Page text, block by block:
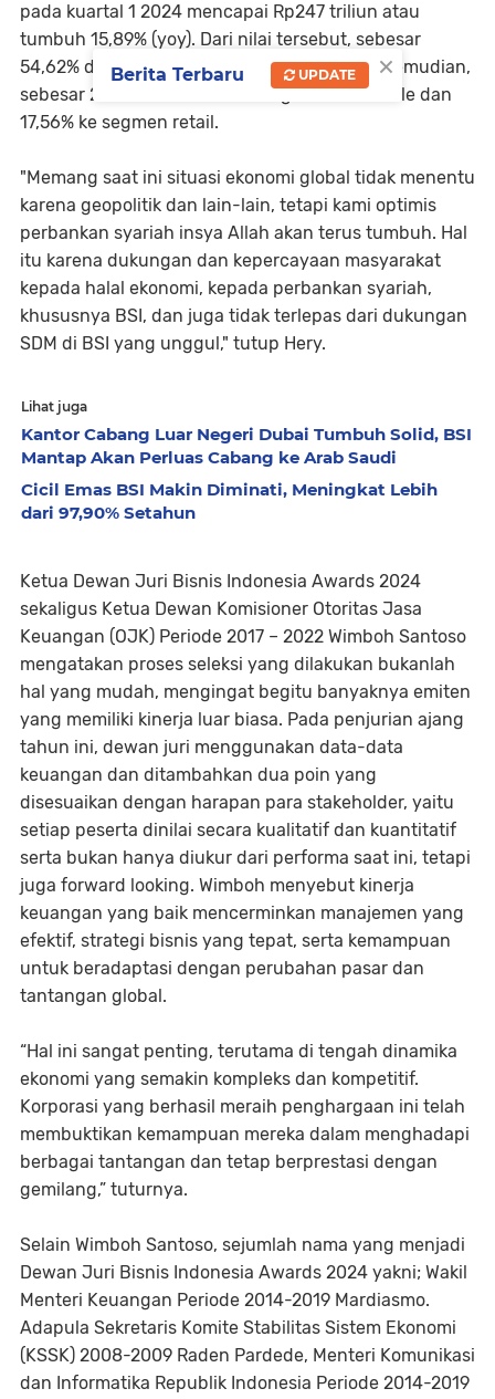
pada kuartal 1 2024 mencapai Rp247 triliun atau
tumbuh 15,89% (yoy). Dari nilai tersebut, sebesar
54,62% disalurkan pada segmen consumer. Kemudian,
sebesar 27,81% disalurkan ke segmen wholesale dan
17,56% ke segmen retail.
"Memang saat ini situasi ekonomi global tidak menentu
karena geopolitik dan lain-lain, tetapi kami optimis
perbankan syariah insya Allah akan terus tumbuh. Hal
itu karena dukungan dan kepercayaan masyarakat
kepada halal ekonomi, kepada perbankan syariah,
khususnya BSI, dan juga tidak terlepas dari dukungan
SDM di BSI yang unggul," tutup Hery.
Lihat juga
Kantor Cabang Luar Negeri Dubai Tumbuh Solid, BSI
Mantap Akan Perluas Cabang ke Arab Saudi
Cicil Emas BSI Makin Diminati, Meningkat Lebih
dari 97,90% Setahun
Ketua Dewan Juri Bisnis Indonesia Awards 2024
sekaligus Ketua Dewan Komisioner Otoritas Jasa
Keuangan (OJK) Periode 2017 – 2022 Wimboh Santoso
mengatakan proses seleksi yang dilakukan bukanlah
hal yang mudah, mengingat begitu banyaknya emiten
yang memiliki kinerja luar biasa. Pada penjurian ajang
tahun ini, dewan juri menggunakan data-data
keuangan dan ditambahkan dua poin yang
disesuaikan dengan harapan para stakeholder, yaitu
setiap peserta dinilai secara kualitatif dan kuantitatif
serta bukan hanya diukur dari performa saat ini, tetapi
juga forward looking. Wimboh menyebut kinerja
keuangan yang baik mencerminkan manajemen yang
efektif, strategi bisnis yang tepat, serta kemampuan
untuk beradaptasi dengan perubahan pasar dan
tantangan global.
“Hal ini sangat penting, terutama di tengah dinamika
ekonomi yang semakin kompleks dan kompetitif.
Korporasi yang berhasil meraih penghargaan ini telah
membuktikan kemampuan mereka dalam menghadapi
berbagai tantangan dan tetap berprestasi dengan
gemilang,” tuturnya.
Selain Wimboh Santoso, sejumlah nama yang menjadi
Dewan Juri Bisnis Indonesia Awards 2024 yakni; Wakil
Menteri Keuangan Periode 2014-2019 Mardiasmo.
Adapula Sekretaris Komite Stabilitas Sistem Ekonomi
(KSSK) 2008-2009 Raden Pardede, Menteri Komunikasi
dan Informatika Republik Indonesia Periode 2014-2019
×
Berita Terbaru UPDATE